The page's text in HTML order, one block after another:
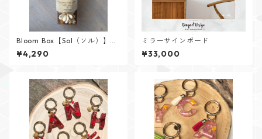
Bloom Box【Sol（ソル）】メ
ッセージカード付けられます✨
¥4,290
ミラーサインボード
¥33,000